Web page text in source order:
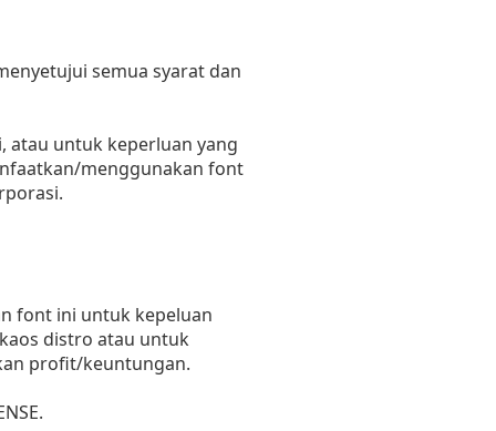
semua syarat dan
atau untuk keperluan yang
menggunakan font
font ini untuk kepeluan
distro atau untuk
profit/keuntungan.